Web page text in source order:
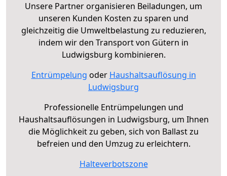
Unsere Partner organisieren Beiladungen, um
unseren Kunden Kosten zu sparen und
gleichzeitig die Umweltbelastung zu reduzieren,
indem wir den Transport von Gütern in
Ludwigsburg kombinieren.
Entrümpelung oder Haushaltsauflösung in
Ludwigsburg
Professionelle Entrümpelungen und
Haushaltsauflösungen in Ludwigsburg, um Ihnen
die Möglichkeit zu geben, sich von Ballast zu
befreien und den Umzug zu erleichtern.
Halteverbotszone